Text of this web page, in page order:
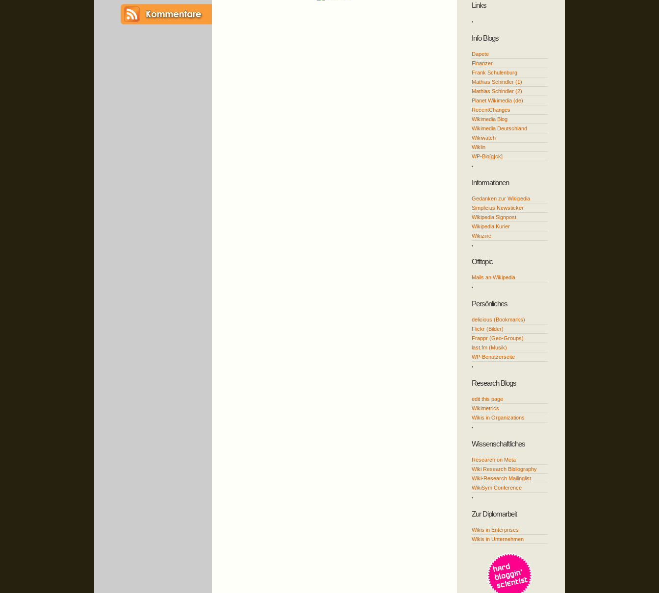
Links
Info Blogs
Dapete
Finanzer
Frank Schulenburg
Mathias Schindler (1)
Mathias Schindler (2)
Planet Wikimedia (de)
RecentChanges
Wikimedia Blog
Wikimedia Deutschland
Wikiwatch
Wiklin
WP-Blo[g|ck]
Informationen
Gedanken zur Wikipedia
Simplicius Newsticker
Wikipedia Signpost
Wikipedia:Kurier
Wikizine
Offtopic
Mails an Wikipedia
Persönliches
delicious (Bookmarks)
Flickr (Bilder)
Frappr (Geo-Groups)
last.fm (Musik)
WP-Benutzerseite
Research Blogs
edit this page
Wikimetrics
Wikis in Organizations
Wissenschaftliches
Research on Meta
Wiki Research Bibliography
Wiki-Research Mailinglist
WikiSym Conference
Zur Diplomarbeit
Wikis in Enterprises
Wikis in Unternehmen